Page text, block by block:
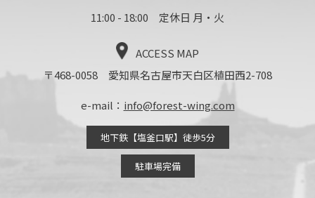
11:00 - 18:00 定休日 月・火
ACCESS MAP
〒468-0058 愛知県名古屋市天白区植田西2-708
e-mail： info@forest-wing.com
地下鉄【塩釜口駅】徒歩5分
駐車場完備